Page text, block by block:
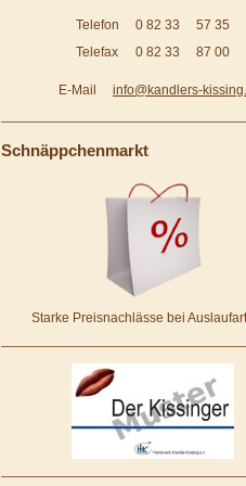
Telefon 0 82 33
57 35
Telefax
0 82 33 87 00
E-Mail info@kandlers-kissing.
Schnäppchenmarkt
Starke Preisnachlässe bei